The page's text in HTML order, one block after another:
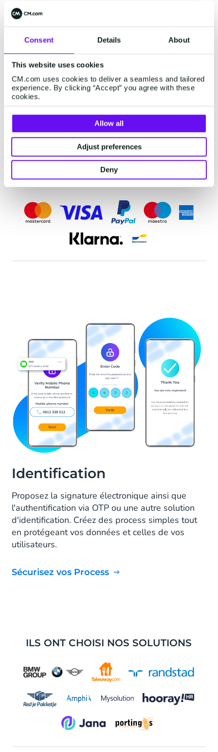
Consent Details About
This website uses cookies
CM.com uses cookies to deliver a seamless and tailored
experience. By clicking “Accept” you agree with these
cookies.
Allow all
Adjust preferences
Deny
Plateforme de Paiement
Gérez tous vos paiements, sur votre site e-
commerce, en boutique ou même au sein d'une
permet d'intégrer plusieurs modes et canaux de
paiement.
Identification
Proposez la signature électronique ainsi que
l'authentification via OTP ou une autre solution
d'identification. Créez des process simples tout
en protégeant vos données et celles de vos
utilisateurs.
Sécurisez vos Process
ILS ONT CHOISI NOS SOLUTIONS